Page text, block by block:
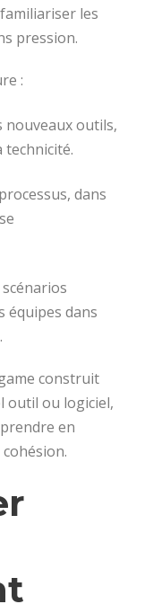
les
pression.
:
nouveaux outils,
technicité.
dans
équipes dans
construit
outil ou logiciel,
en